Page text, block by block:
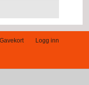
Gavekort Logg inn